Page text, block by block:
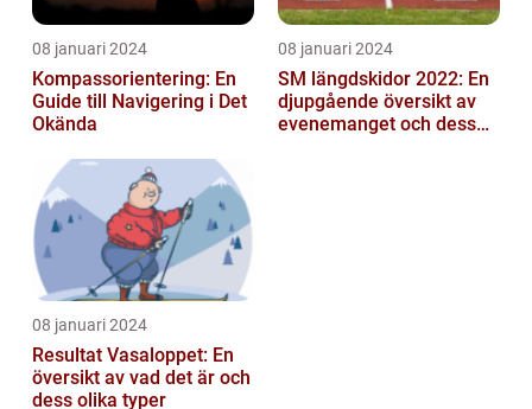
08 januari 2024
Kompassorientering: En
Guide till Navigering i Det
Okända
08 januari 2024
SM längdskidor 2022: En
djupgående översikt av
evenemanget och dess
08 januari 2024
Resultat Vasaloppet: En
översikt av vad det är och
dess olika typer